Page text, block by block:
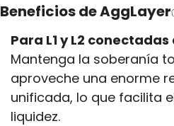
Beneficios de AggLayer
Para L1 y L2
Mantenga la soberanía
aproveche una enorme
unificada, lo que facilita
liquidez.